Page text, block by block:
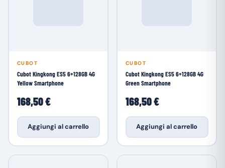
CUBOT
Cubot Kingkong ES5 6+128GB 4G
Yellow Smartphone
168,50 €
Aggiungi al carrello
CUBOT
Cubot Kingkong ES5 6+128GB 4G
Green Smartphone
168,50 €
Aggiungi al carrello